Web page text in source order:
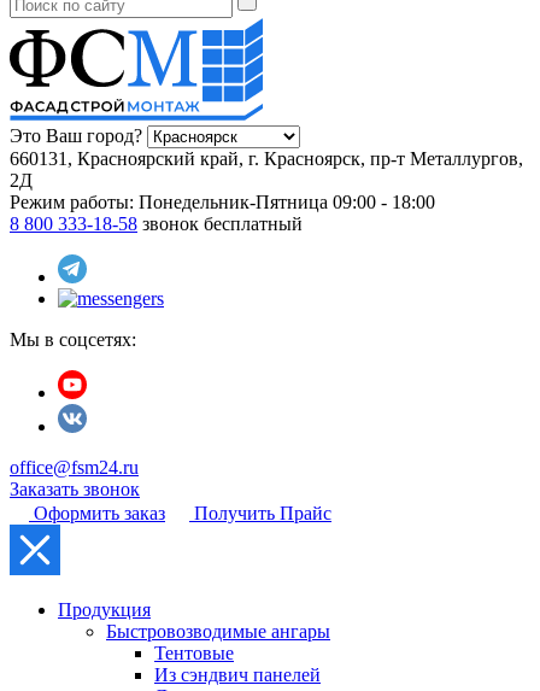
Это Ваш город?
660131, Красноярский край, г. Красноярск, пр-т Металлургов,
2Д
Режим работы: Понедельник-Пятница 09:00 - 18:00
8 800 333-18-58 звонок бесплатный
Мы в соцсетях:
office@fsm24.ru
Заказать звонок
Оформить заказ
Получить Прайс
Продукция
Быстровозводимые ангары
Тентовые
Из сэндвич панелей